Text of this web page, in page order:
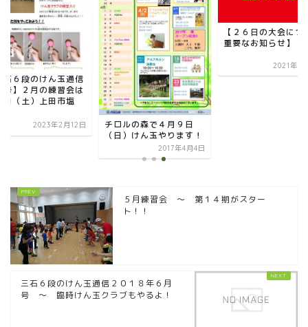
石６段のけん玉通信
号】２月の練習会は
日（土）上田市塩
2023年2月12日
チロルの森で４月９日
（日）けん玉やります！
2017年4月4日
【２６日の大会につ
重要なお知らせ】
2021年9
５月練習会 ～ 第１４期がスター
ト！！
三石６段のけん玉通信２０１８年６月
号 ～ 臨時けん玉クラブもやるよ！